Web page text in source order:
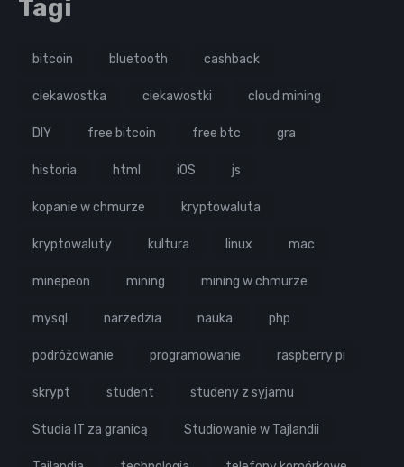
Tagi
bitcoin bluetooth cashback
ciekawostka ciekawostki cloud mining
DIY free bitcoin free btc gra
historia html iOS js
kopanie w chmurze kryptowaluta
kryptowaluty kultura linux mac
minepeon mining mining w chmurze
mysql narzedzia nauka php
podróżowanie programowanie raspberry pi
skrypt student studeny z syjamu
Studia IT za granicą Studiowanie w Tajlandii